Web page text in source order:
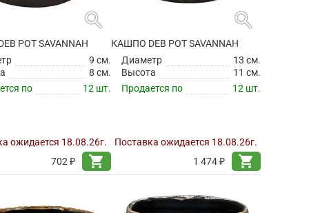
search
POT SAVANNAH
9 см.
8 см.
по
12 шт.
ожидается 18.08.26г.
702 ₽
shopping_cart
search
КАШПО DEB POT SAVANNAH
Диаметр
13 см.
Высота
11 см.
Продается по
12 шт.
Поставка ожидается 18.08.26г.
1 474 ₽
shopping_cart